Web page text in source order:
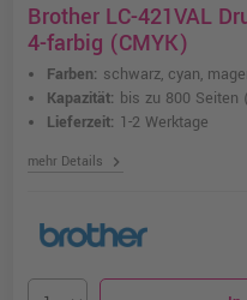
Brother LC-421VAL
4-farbig (CMYK)
Farben: schwarz, cyan,
Kapazität: bis zu 800 Seiten
Lieferzeit: 1-2 Werktage
mehr Details chevron_right